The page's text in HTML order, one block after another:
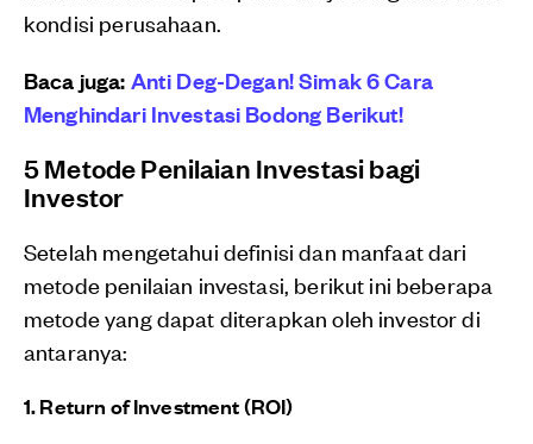
kondisi perusahaan.
Baca juga:Anti Deg-Degan! Simak 6 Cara
Menghindari Investasi Bodong Berikut!
5 Metode Penilaian Investasi bagi
Investor
Setelah mengetahui definisi dan manfaat dari
metode penilaian investasi, berikut ini beberapa
metode yang dapat diterapkan oleh investor di
antaranya:
1. Return of Investment (ROI)